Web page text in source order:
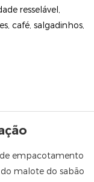
resselável,
café, salgadinhos,